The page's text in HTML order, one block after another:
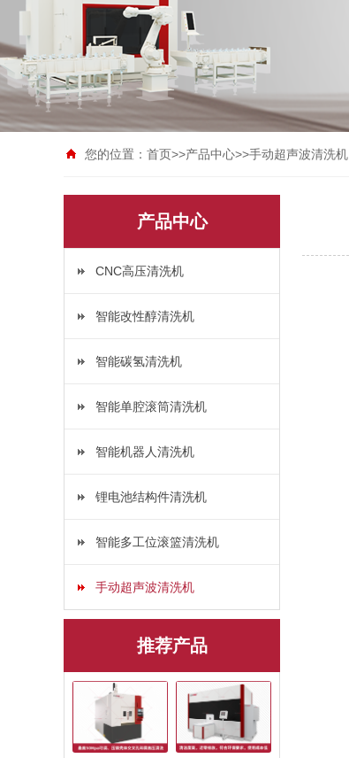
您的位置： 首页>>产品中心>>手动超声波清洗机
产品中心
CNC高压清洗机
智能改性醇清洗机
智能碳氢清洗机
智能单腔滚筒清洗机
智能机器人清洗机
锂电池结构件清洗机
智能多工位滚篮清洗机
手动超声波清洗机
推荐产品